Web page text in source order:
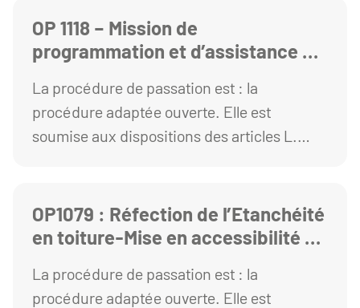
OP 1118 – Mission de
programmation et d’assistance à
création du Créative Centre sur le
site de Carnot
La procédure de passation est : la
procédure adaptée ouverte. Elle est
soumise aux dispositions des articles L.
OP1079 : Réfection de l’Etanchéité
en toiture-Mise en accessibilité et
Poncillon B -Site SUAPS
La procédure de passation est : la
procédure adaptée ouverte. Elle est